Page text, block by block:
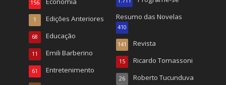
156
Edições Anteriores
1
Educação
68
Emili Barberino
11
Entretenimento
61
Resumo das Novelas
410
Revista
141
Ricardo Tomassoni
15
Roberto Tucunduva
26